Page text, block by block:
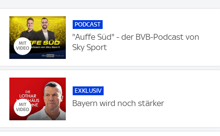
PODCAST
"Auffe Süd" - der BVB-Podcast von
Sky Sport
EXKLUSIV
Bayern wird noch stärker